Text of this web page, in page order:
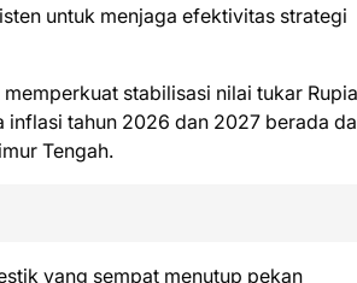
untuk menjaga efektivitas strategi
stabilisasi nilai tukar
tahun 2026 dan 2027 berada
Tengah.
yang sempat menutup pekan